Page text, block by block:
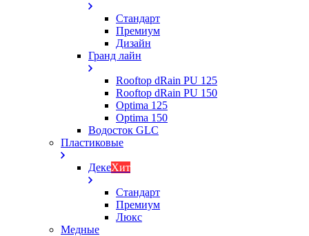
Стандарт
Премиум
Дизайн
Гранд лайн
Rooftop dRain PU 125
Rooftop dRain PU 150
Optima 125
Optima 150
Водосток GLC
Пластиковые
ДекеХит
Стандарт
Премиум
Люкс
Медные